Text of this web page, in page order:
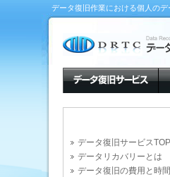
データ復旧作業における個人の
データ復旧サービスTOP
データリカバリーとは
データ復旧の費用と時間